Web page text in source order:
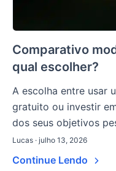
Comparativo
qual escolher?
A escolha entre usar
gratuito ou investir
dos seus objetivos
Lucas · julho 13, 2026
Continue Lendo